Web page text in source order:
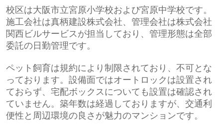
校区は大阪市立宮原小学校および宮原中学校です。
施工会社は真柄建設株式会社、管理会社は株式会社
関西ビルサービスが担当しており、管理形態は全部
委託の日勤管理です。
ペット飼育は規約により制限されており、不可とな
っております。設備面ではオートロックは設置され
ておらず、宅配ボックスについても設置は確認され
ていません。築年数は経過しておりますが、交通利
便性と周辺環境の良さが魅力のマンションです。